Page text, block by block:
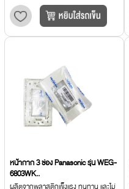
หน้ากาก 3 ช่อง Panasonic รุ่น WEG-
6803WK..
ผลิตจากพลาสติกแข็งแรง ทนทาน และไม่